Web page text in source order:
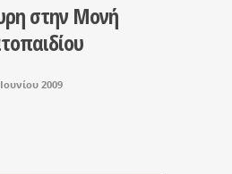
στην Μονή
2009